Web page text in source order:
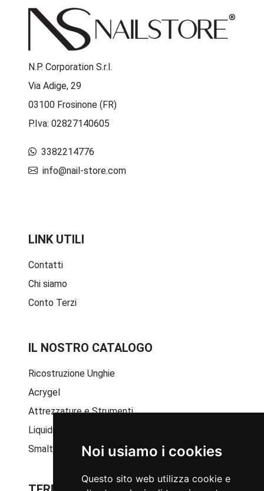
Noi usiamo i cookies
Questo sito web utilizza cookie e
N.P. Corporation S.r.l.
Via Adige, 29
03100 Frosinone (FR)
P.Iva: 02827140605
3382214776
info@nail-store.com
LINK UTILI
Contatti
Chi siamo
Conto Terzi
IL NOSTRO CATALOGO
Ricostruzione Unghie
Acrygel
Attrezzature e Strumenti
Liquidi e Solventi
Smalto Semipermanente